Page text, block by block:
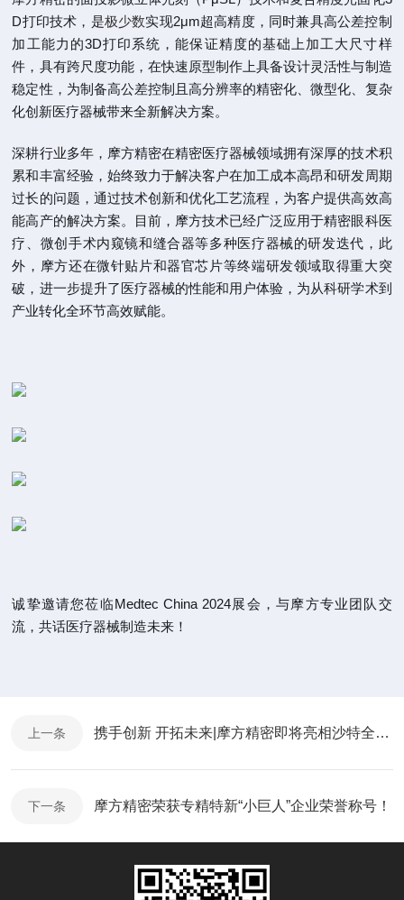
D打印技术，是极少数实现2μm超高精度，同时兼具高公差控制
加工能力的3D打印系统，能保证精度的基础上加工大尺寸样
件，具有跨尺度功能，在快速原型制作上具备设计灵活性与制造
稳定性，为制备高公差控制且高分辨率的精密化、微型化、复杂
化创新医疗器械带来全新解决方案。
深耕行业多年，摩方精密在精密医疗器械领域拥有深厚的技术积
累和丰富经验，始终致力于解决客户在加工成本高昂和研发周期
过长的问题，通过技术创新和优化工艺流程，为客户提供高效高
能高产的解决方案。目前，摩方技术已经广泛应用于精密眼科医
疗、微创手术内窥镜和缝合器等多种医疗器械的研发迭代，此
外，摩方还在微针贴片和器官芯片等终端研发领域取得重大突
破，进一步提升了医疗器械的性能和用户体验，为从科研学术到
产业转化全环节高效赋能。
诚挚邀请您莅临Medtec China 2024展会，与摩方专业团队交
流，共话医疗器械制造未来！
上一条 携手创新 开拓未来|摩方精密即将亮相沙特全球医疗健康展览会
下一条 摩方精密荣获专精特新“小巨人”企业荣誉称号！